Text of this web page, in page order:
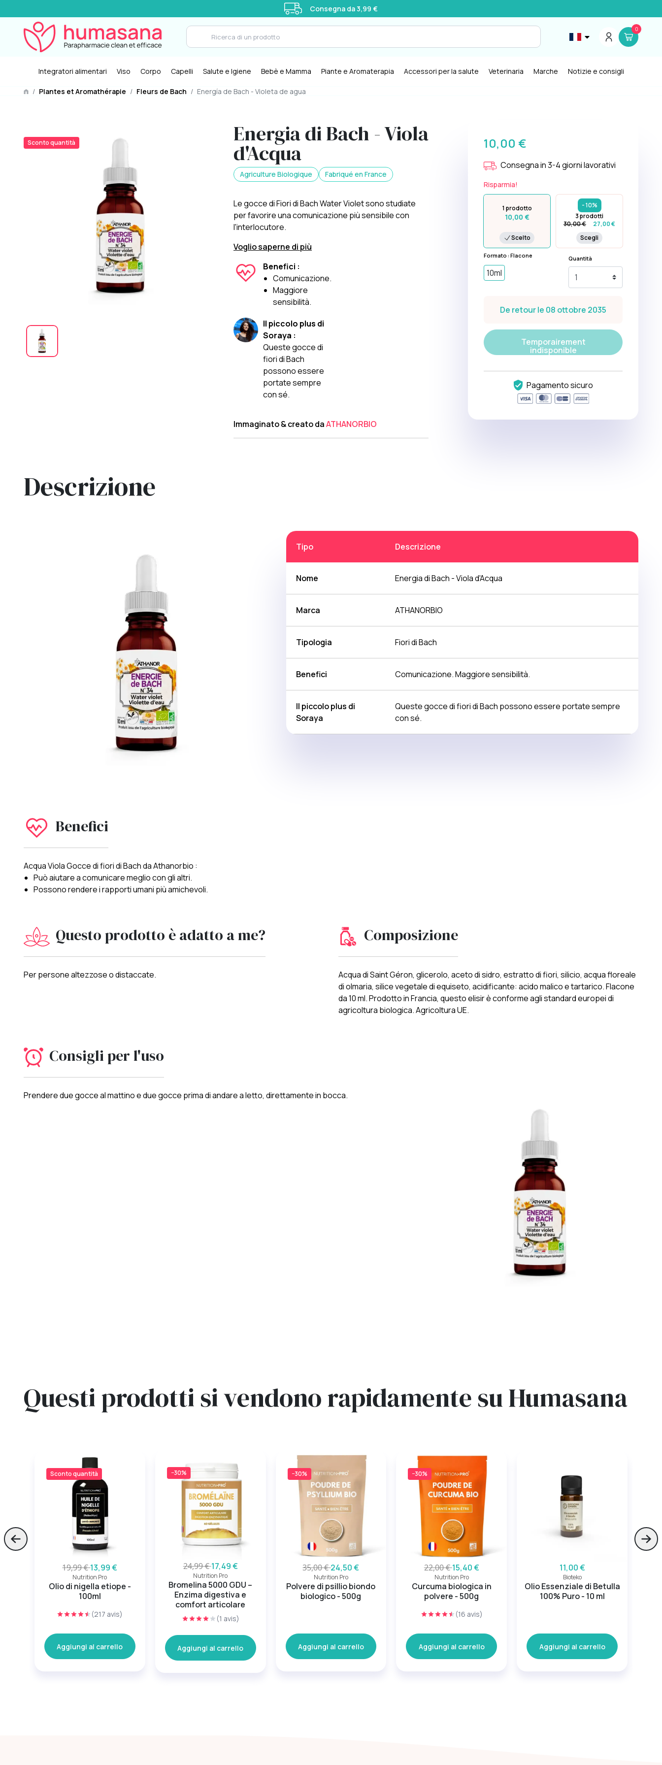
Consegna da 3,99 €
0
Integratori alimentari Viso Corpo Capelli Salute e Igiene Bebè e Mamma Piante e Aromaterapia Accessori per la salute Veterinaria Marche Notizie e consigli
/ Plantes et Aromathérapie / Fleurs de Bach / Energía de Bach - Violeta de agua
Sconto quantità Energia di Bach - Viola
d'Acqua
Agriculture Biologique Fabriqué en France
Le gocce di Fiori di Bach Water Violet sono studiate
per favorire una comunicazione più sensibile con
l'interlocutore.
Voglio saperne di più
Benefici :
Comunicazione.
Maggiore
sensibilità.
Il piccolo plus di
Soraya :
Queste gocce di
fiori di Bach
possono essere
portate sempre
con sé.
Immaginato & creato daATHANORBIO
10,00 €
Consegna in 3-4 giorni lavorativi
Risparmia!
1 prodotto
10,00 €
Scelto
- 10%
3 prodotti
30,00 €
27,00 €
Scegli
Formato : Flacone
10ml
Quantità
De retour le 08 ottobre 2035
Temporairement
indisponible
Pagamento sicuro
Descrizione
Tipo Descrizione
Nome Energia di Bach - Viola d'Acqua
Marca ATHANORBIO
Tipologia Fiori di Bach
Benefici Comunicazione. Maggiore sensibilità.
Il piccolo plus di
Soraya
Queste gocce di fiori di Bach possono essere portate sempre
con sé.
Benefici
Acqua Viola Gocce di fiori di Bach da Athanorbio :
Può aiutare a comunicare meglio con gli altri.
Possono rendere i rapporti umani più amichevoli.
Questo prodotto è adatto a me?
Per persone altezzose o distaccate.
Composizione
Acqua di Saint Géron, glicerolo, aceto di sidro, estratto di fiori, silicio, acqua floreale
di olmaria, silice vegetale di equiseto, acidificante: acido malico e tartarico. Flacone
da 10 ml. Prodotto in Francia, questo elisir è conforme agli standard europei di
agricoltura biologica. Agricoltura UE.
Consigli per l'uso
Prendere due gocce al mattino e due gocce prima di andare a letto, direttamente in bocca.
Questi prodotti si vendono rapidamente su Humasana
Sconto quantità
19,99 €13,99 €
Nutrition Pro
Olio di nigella etiope -
100ml
(217 avis)
Aggiungi al carrello
−30%
24,99 €17,49 €
Nutrition Pro
Bromelina 5000 GDU –
Enzima digestiva e
comfort articolare
(1 avis)
Aggiungi al carrello
−30%
35,00 €24,50 €
Nutrition Pro
Polvere di psillio biondo
biologico - 500g
Aggiungi al carrello
−30%
22,00 €15,40 €
Nutrition Pro
Curcuma biologica in
polvere - 500g
(16 avis)
Aggiungi al carrello
11,00 €
Bioteko
Olio Essenziale di Betulla
100% Puro - 10 ml
Aggiungi al carrello
Skip to previous slide page